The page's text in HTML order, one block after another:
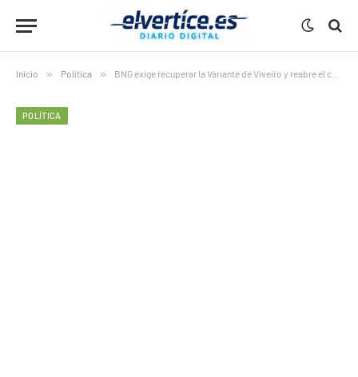
Inicio » Política » BNG exige recuperar la Variante de Viveiro y reabre el choque con la Xunta por la VAC Costa Norte
POLÍTICA